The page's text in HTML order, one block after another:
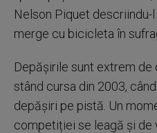
Nelson Piquet descriindu-
merge cu bicicleta în
Depășirile sunt extrem
stând cursa din 2003,
depășiri pe pistă. Un
competiției se leagă și de